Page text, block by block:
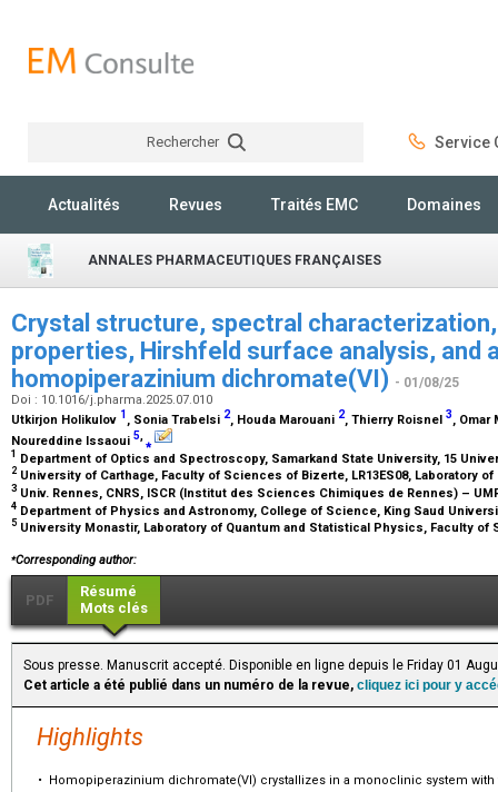
Rechercher Service
Actualités Revues Traités EMC Domaines
ANNALES PHARMACEUTIQUES FRANÇAISES
Crystal structure, spectral
properties, Hirshfeld surface analysis, and
homopiperazinium dichromate(VI) - 01/08/25
Doi : 10.1016/j.pharma.2025.07.010
Utkirjon Holikulov 1 , Sonia Trabelsi 2, Houda Marouani 2, Thierry Roisnel 3, Omar
Noureddine Issaoui 5 ⁎
1 Department of Optics and Spectroscopy, Samarkand State University, 15
2 University of Carthage, Faculty of Sciences of Bizerte, LR13ES08, Laboratory
3 Univ. Rennes, CNRS, ISCR (Institut des Sciences Chimiques de Rennes) –
4 Department of Physics and Astronomy, College of Science, King Saud
5 University Monastir, Laboratory of Quantum and Statistical Physics, Faculty of
⁎Corresponding author:
PDF
Résumé
Mots clés
Sous presse. Manuscrit accepté. Disponible en ligne depuis le Friday 01
Cet article a été publié dans un numéro de la revue, cliquez ici pour y
Highlights
•
Homopiperazinium dichromate(VI) crystallizes in a monoclinic system